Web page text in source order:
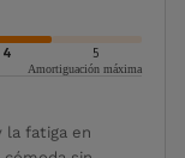
4 5
Amortiguación máxima
la fatiga en